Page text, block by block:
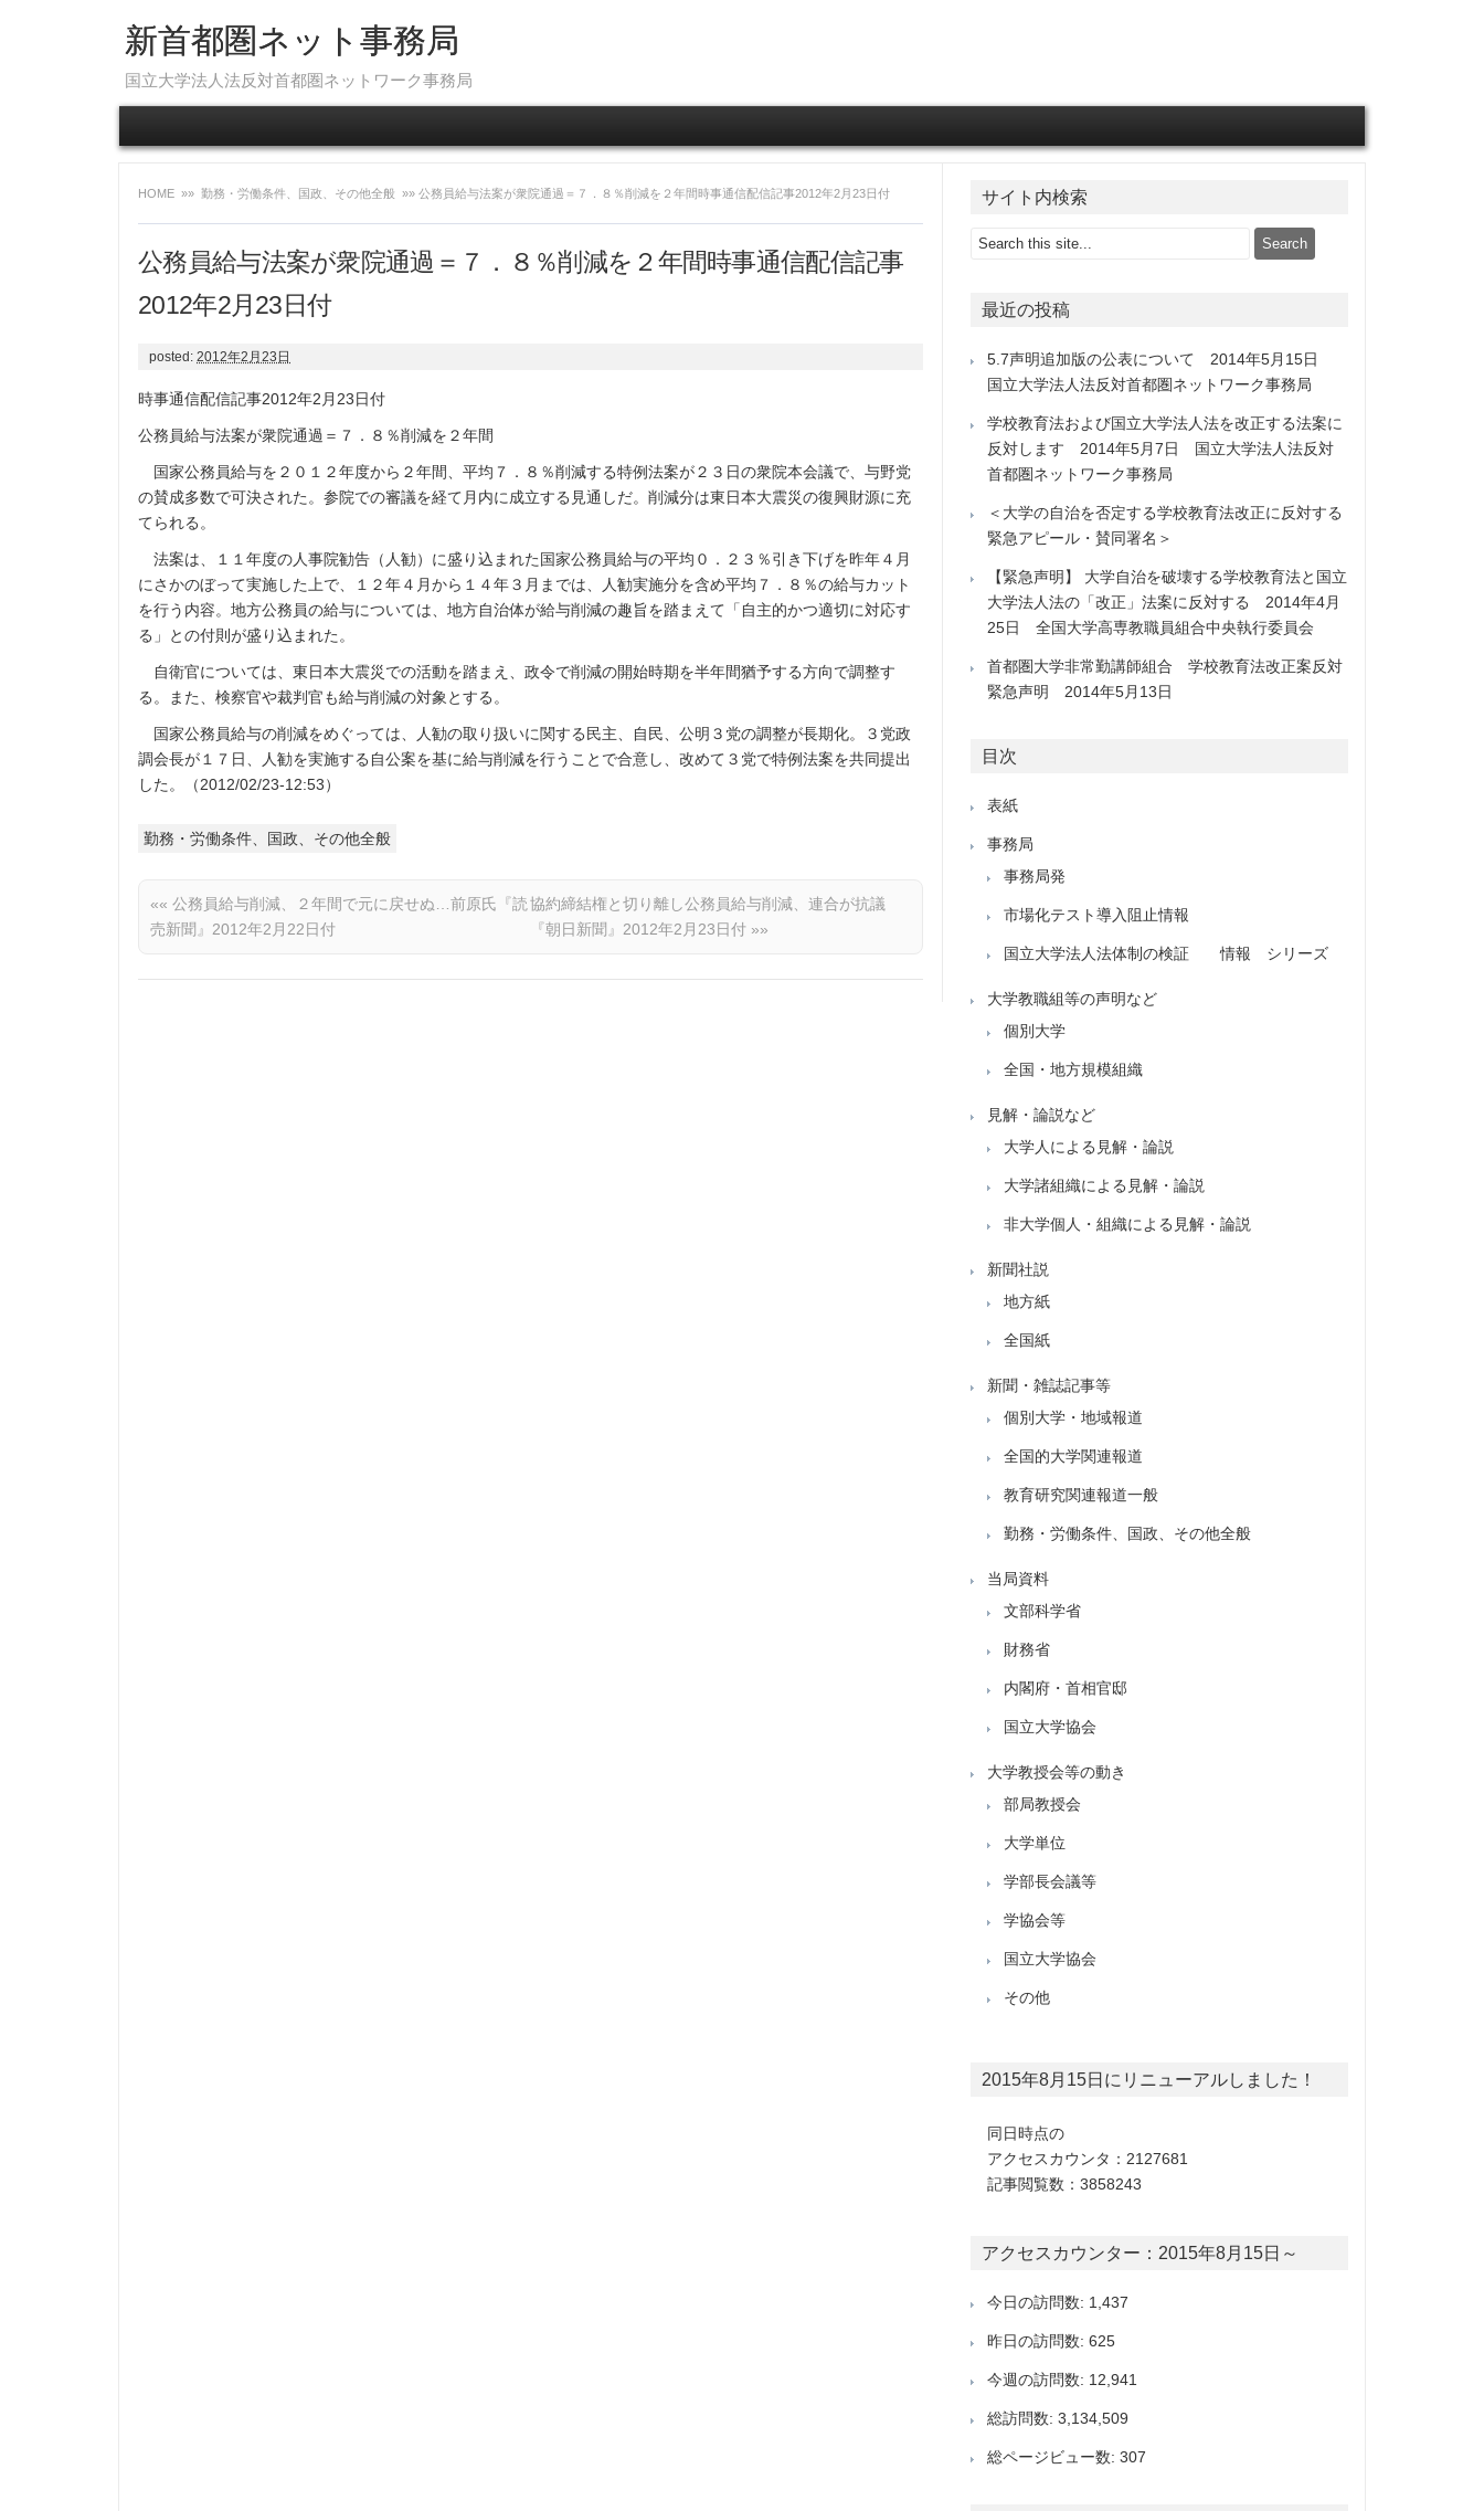
新首都圏ネット事務局
国立大学法人法反対首都圏ネットワーク事務局
HOME »» 勤務・労働条件、国政、その他全般 »» 公務員給与法案が衆院通過＝７．８％削減を２年間時事通信配信記事2012年2月23日付
公務員給与法案が衆院通過＝７．８％削減を２年間時事通信配信記事
2012年2月23日付
posted: 2012年2月23日
時事通信配信記事2012年2月23日付
公務員給与法案が衆院通過＝７．８％削減を２年間
国家公務員給与を２０１２年度から２年間、平均７．８％削減する特例法案が２３日の衆院本会議で、与野党
の賛成多数で可決された。参院での審議を経て月内に成立する見通しだ。削減分は東日本大震災の復興財源に充
てられる。
法案は、１１年度の人事院勧告（人勧）に盛り込まれた国家公務員給与の平均０．２３％引き下げを昨年４月
にさかのぼって実施した上で、１２年４月から１４年３月までは、人勧実施分を含め平均７．８％の給与カット
を行う内容。地方公務員の給与については、地方自治体が給与削減の趣旨を踏まえて「自主的かつ適切に対応す
る」との付則が盛り込まれた。
自衛官については、東日本大震災での活動を踏まえ、政令で削減の開始時期を半年間猶予する方向で調整す
る。また、検察官や裁判官も給与削減の対象とする。
国家公務員給与の削減をめぐっては、人勧の取り扱いに関する民主、自民、公明３党の調整が長期化。３党政
調会長が１７日、人勧を実施する自公案を基に給与削減を行うことで合意し、改めて３党で特例法案を共同提出
した。（2012/02/23-12:53）
勤務・労働条件、国政、その他全般
«« 公務員給与削減、２年間で元に戻せぬ…前原氏『読
売新聞』2012年2月22日付
協約締結権と切り離し公務員給与削減、連合が抗議
『朝日新聞』2012年2月23日付 »»
サイト内検索
最近の投稿
5.7声明追加版の公表について 2014年5月15日
国立大学法人法反対首都圏ネットワーク事務局
学校教育法および国立大学法人法を改正する法案に
反対します 2014年5月7日 国立大学法人法反対
首都圏ネットワーク事務局
＜大学の自治を否定する学校教育法改正に反対する
緊急アピール・賛同署名＞
【緊急声明】 大学自治を破壊する学校教育法と国立
大学法人法の「改正」法案に反対する 2014年4月
25日 全国大学高専教職員組合中央執行委員会
首都圏大学非常勤講師組合 学校教育法改正案反対
緊急声明 2014年5月13日
目次
表紙
事務局
事務局発
市場化テスト導入阻止情報
国立大学法人法体制の検証 情報 シリーズ
大学教職組等の声明など
個別大学
全国・地方規模組織
見解・論説など
大学人による見解・論説
大学諸組織による見解・論説
非大学個人・組織による見解・論説
新聞社説
地方紙
全国紙
新聞・雑誌記事等
個別大学・地域報道
全国的大学関連報道
教育研究関連報道一般
勤務・労働条件、国政、その他全般
当局資料
文部科学省
財務省
内閣府・首相官邸
国立大学協会
大学教授会等の動き
部局教授会
大学単位
学部長会議等
学協会等
国立大学協会
その他
2015年8月15日にリニューアルしました！
同日時点の
アクセスカウンタ：2127681
記事閲覧数：3858243
アクセスカウンター：2015年8月15日～
今日の訪問数: 1,437
昨日の訪問数: 625
今週の訪問数: 12,941
総訪問数: 3,134,509
総ページビュー数: 307